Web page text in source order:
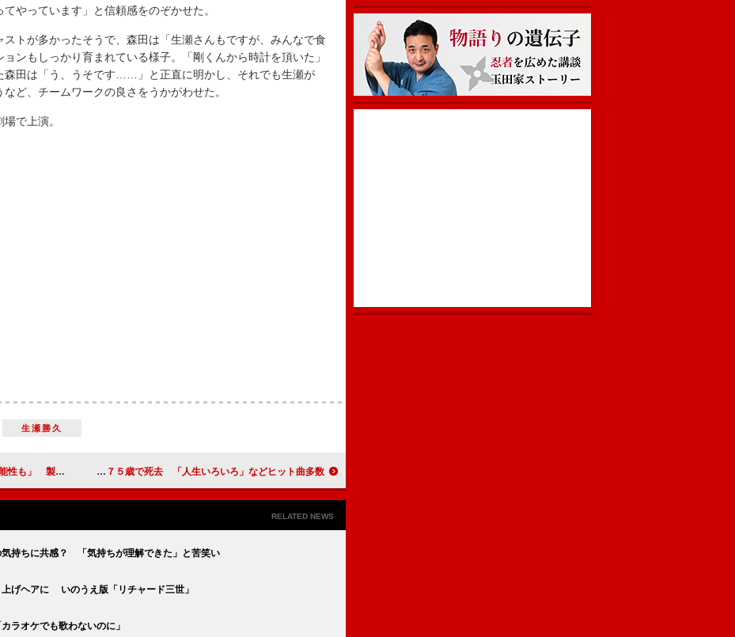
やっています」と信頼感をのぞかせた。
トが多かったそうで、森田は「生瀬さんもですが、みんなで食
ンもしっかり育まれている様子。「剛くんから時計を頂いた」
森田は「う、うそです……」と正直に明かし、それでも生瀬が
ど、チームワークの良さをうかがわせた。
で上演。
生瀬勝久
の物語』完成に感謝 島倉千代子さん７５歳で死去 「人生いろいろ」などヒット曲多数
RELATED NEWS
持ちに共感？ 「気持ちが理解できた」と苦笑い
げヘアに いのうえ版「リチャード三世」
ラオケでも歌わないのに」